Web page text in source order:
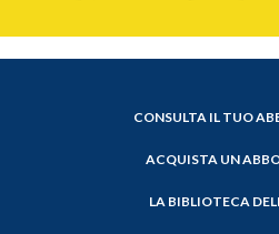
CONSULTA IL TUO
ACQUISTA UN
LA BIBLIOTECA